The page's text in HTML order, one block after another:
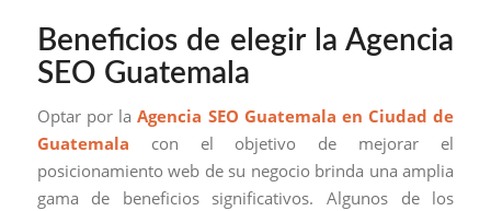
Beneficios de elegir la Agencia
SEO Guatemala
Optar por laAgencia SEO Guatemala en Ciudad de
Guatemala con el objetivo de mejorar el
posicionamiento web de su negocio brinda una amplia
gama de beneficios significativos. Algunos de los